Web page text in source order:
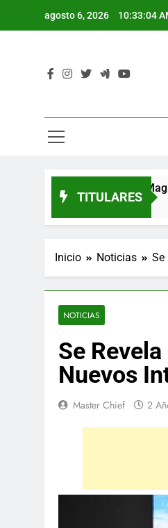
agosto 6, 2026 10:33:05
TITULARES
de Rental Magica en mayo y
Inicio Noticias Se
NOTICIAS
Se
Nuevos
Master Chief 2